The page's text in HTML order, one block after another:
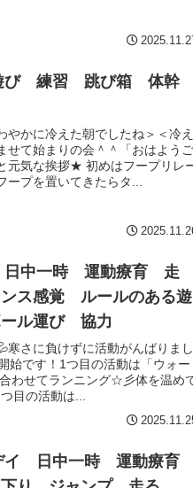
び 練習 跳び箱 体幹
やかに冷えた朝でしたね＞＜冷え
せて始まりの会＾＾「おはようご
元気な挨拶★ 初めはフープリレ
プを置いてきたらタ...
中一時 運動療育 走
感覚 ルールのある遊
ル運び 協力
さに負けずに活動がんばりまし
始です！1つ目の活動は「ウォー
わせてランニング☆彡体を温め
目の活動は...
イ 日中一時 運動療育